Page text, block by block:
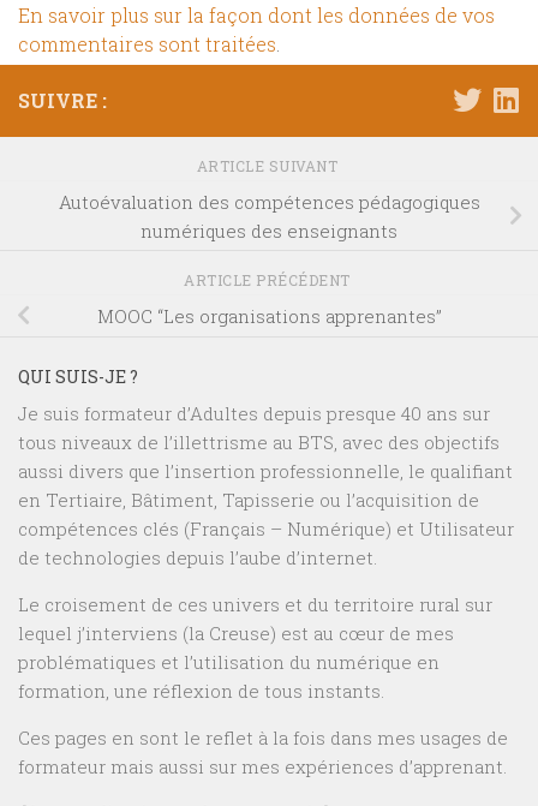
En savoir plus sur la façon dont les données de vos
commentaires sont traitées
SUIVRE :
ARTICLE SUIVANT
Autoévaluation des compétences pédagogiques
numériques des enseignants
ARTICLE PRÉCÉDENT
MOOC “Les organisations apprenantes”
QUI SUIS-JE ?
Je suis formateur d’Adultes depuis presque 40 ans sur
tous niveaux de l’illettrisme au BTS, avec des objectifs
aussi divers que l’insertion professionnelle, le qualifiant
en Tertiaire, Bâtiment, Tapisserie ou l’acquisition de
compétences clés (Français – Numérique) et Utilisateur
de technologies depuis l’aube d’internet.
Le croisement de ces univers et du territoire rural sur
lequel j’interviens (la Creuse) est au cœur de mes
problématiques et l’utilisation du numérique en
formation, une réflexion de tous instants.
Ces pages en sont le reflet à la fois dans mes usages de
formateur mais aussi sur mes expériences d’apprenant.